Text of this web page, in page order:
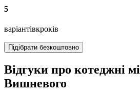
5
варіантівкроків
Підібрати безкоштовно
Відгуки про котеджні
Вишневого